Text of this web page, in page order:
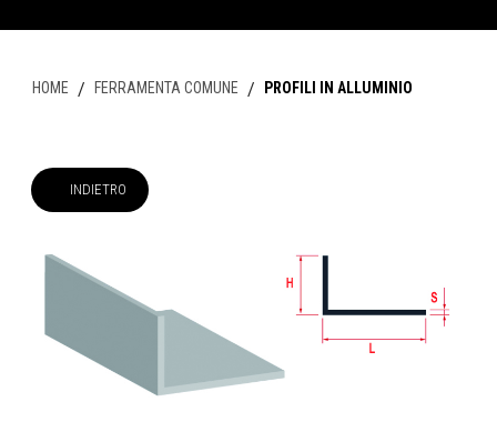
HOME /FERRAMENTA COMUNE / PROFILI IN ALLUMINIO
INDIETRO